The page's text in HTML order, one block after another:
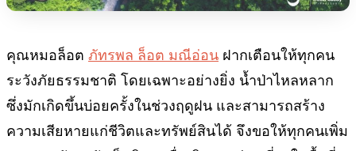
คุณหมอล็อต ภัทรพล ล็อต มณีอ่อน ฝากเตือนให้ทุกคน
ระวังภัยธรรมชาติ โดยเฉพาะอย่างยิ่ง น้ำป่าไหลหลาก
ซึ่งมักเกิดขึ้นบ่อยครั้งในช่วงฤดูฝน และสามารถสร้าง
ความเสียหายแก่ชีวิตและทรัพย์สินได้ จึงขอให้ทุกคนเพิ่ม